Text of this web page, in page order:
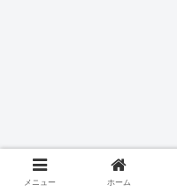
メニュー ホーム